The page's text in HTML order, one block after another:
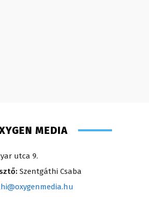
MEDIA
utca 9.
Szentgáthi Csaba